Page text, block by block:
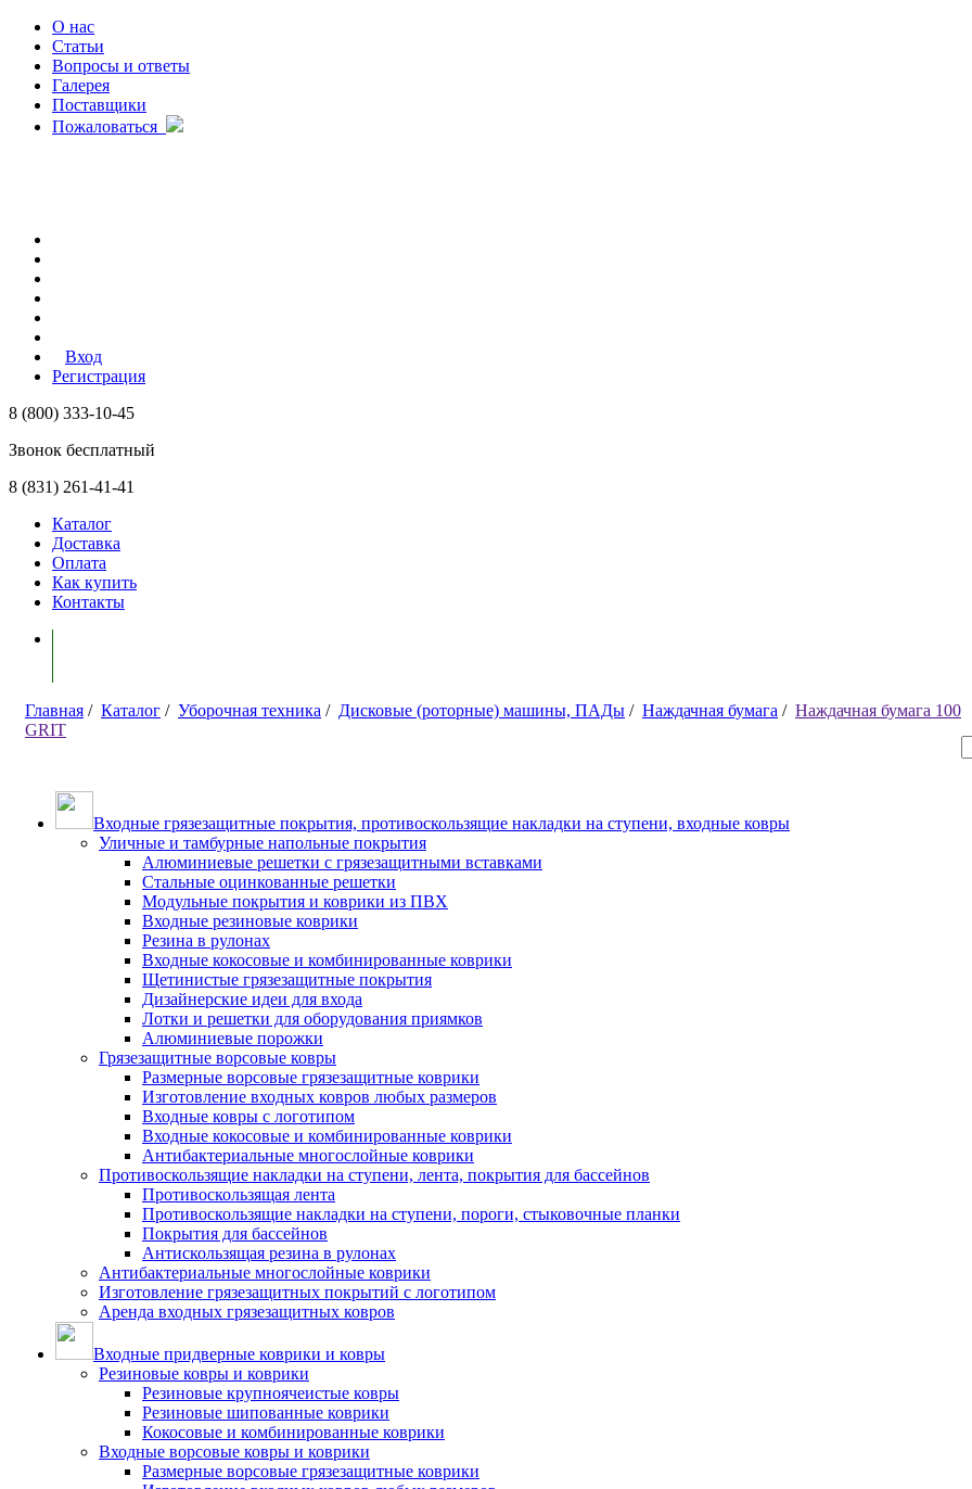
О нас
Статьи
Вопросы и ответы
Галерея
Поставщики
Пожаловаться
Вход
Регистрация
8 (800) 333-10-45
Звонок бесплатный
8 (831) 261-41-41
Каталог
Доставка
Оплата
Как купить
Контакты
Главная / Каталог / Уборочная техника / Дисковые (роторные) машины, ПАДы / Наждачная бумага / Наждачная бумага 100
GRIT
Входные грязезащитные покрытия, противоскользящие накладки на ступени, входные ковры
Уличные и тамбурные напольные покрытия
Алюминиевые решетки с грязезащитными вставками
Стальные оцинкованные решетки
Модульные покрытия и коврики из ПВХ
Входные резиновые коврики
Резина в рулонах
Входные кокосовые и комбинированные коврики
Щетинистые грязезащитные покрытия
Дизайнерские идеи для входа
Лотки и решетки для оборудования приямков
Алюминиевые порожки
Грязезащитные ворсовые ковры
Размерные ворсовые грязезащитные коврики
Изготовление входных ковров любых размеров
Входные ковры с логотипом
Входные кокосовые и комбинированные коврики
Антибактериальные многослойные коврики
Противоскользящие накладки на ступени, лента, покрытия для бассейнов
Противоскользящая лента
Противоскользящие накладки на ступени, пороги, стыковочные планки
Покрытия для бассейнов
Антискользящая резина в рулонах
Антибактериальные многослойные коврики
Изготовление грязезащитных покрытий с логотипом
Аренда входных грязезащитных ковров
Входные придверные коврики и ковры
Резиновые ковры и коврики
Резиновые крупноячеистые ковры
Резиновые шипованные коврики
Кокосовые и комбинированные коврики
Входные ворсовые ковры и коврики
Размерные ворсовые грязезащитные коврики